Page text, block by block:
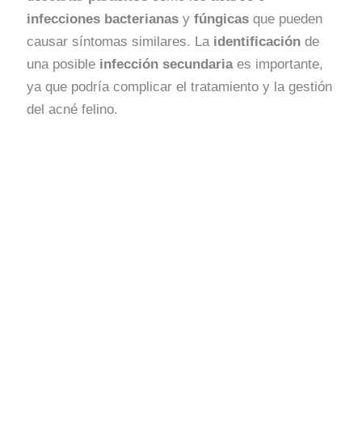
infecciones bacterianas yfúngicasque pueden
causar síntomas similares. La identificaciónde
una posible infección secundariaes importante,
ya que podría complicar el tratamiento y la gestión
del acné felino.